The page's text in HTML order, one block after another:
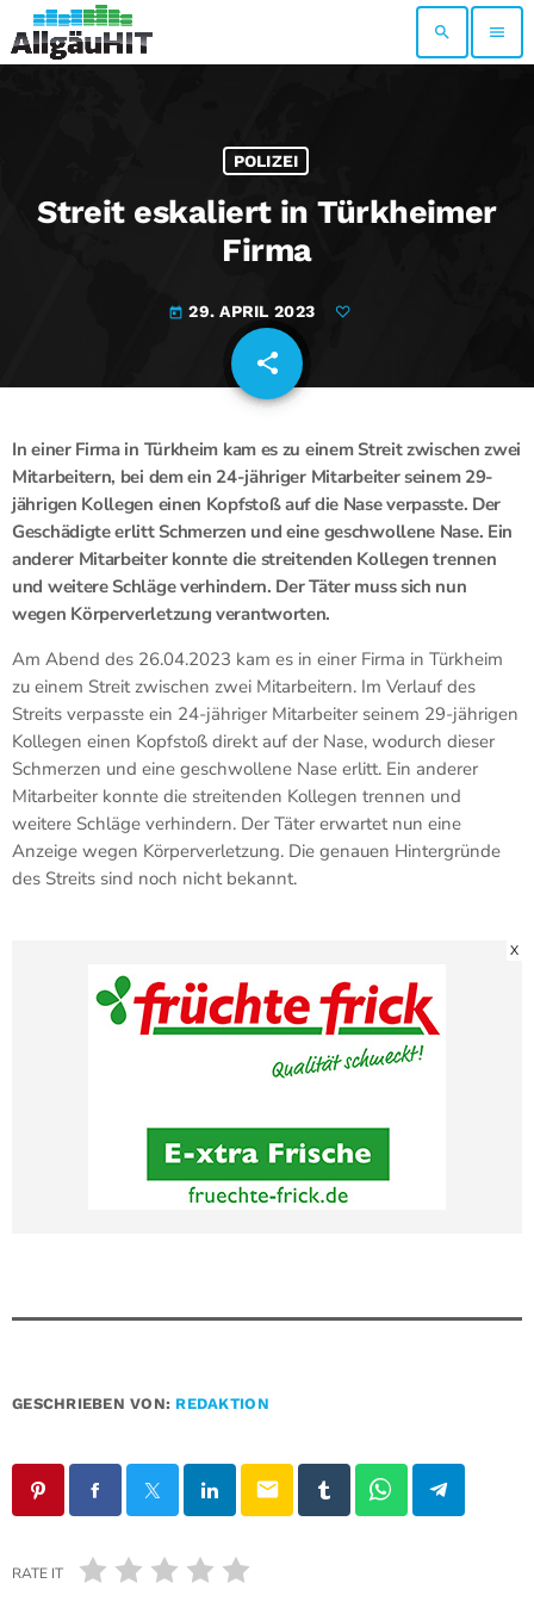
search menu
POLIZEI
Streit eskaliert in Türkheimer
Firma
today 29. APRIL 2023
share
email
In einer Firma in Türkheim kam es zu einem Streit zwischen zwei
Mitarbeitern, bei dem ein 24-jähriger Mitarbeiter seinem 29-
jährigen Kollegen einen Kopfstoß auf die Nase verpasste. Der
Geschädigte erlitt Schmerzen und eine geschwollene Nase. Ein
anderer Mitarbeiter konnte die streitenden Kollegen trennen
und weitere Schläge verhindern. Der Täter muss sich nun
wegen Körperverletzung verantworten.
Am Abend des 26.04.2023 kam es in einer Firma in Türkheim
zu einem Streit zwischen zwei Mitarbeitern. Im Verlauf des
Streits verpasste ein 24-jähriger Mitarbeiter seinem 29-jährigen
Kollegen einen Kopfstoß direkt auf der Nase, wodurch dieser
Schmerzen und eine geschwollene Nase erlitt. Ein anderer
Mitarbeiter konnte die streitenden Kollegen trennen und
weitere Schläge verhindern. Der Täter erwartet nun eine
Anzeige wegen Körperverletzung. Die genauen Hintergründe
des Streits sind noch nicht bekannt.
X
GESCHRIEBEN VON: REDAKTION
email
RATE IT